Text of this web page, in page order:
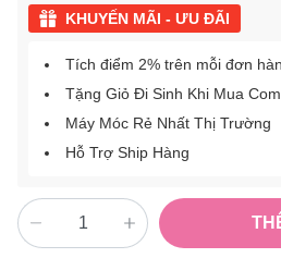
KHUYẾN MÃI - ƯU ĐÃI
Tích điểm 2% trên mỗi đơn
Tặng Giỏ Đi Sinh Khi Mua
Máy Móc Rẻ Nhất Thị Trường
Hỗ Trợ Ship Hàng